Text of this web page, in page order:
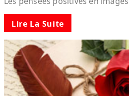
Lire La Suite